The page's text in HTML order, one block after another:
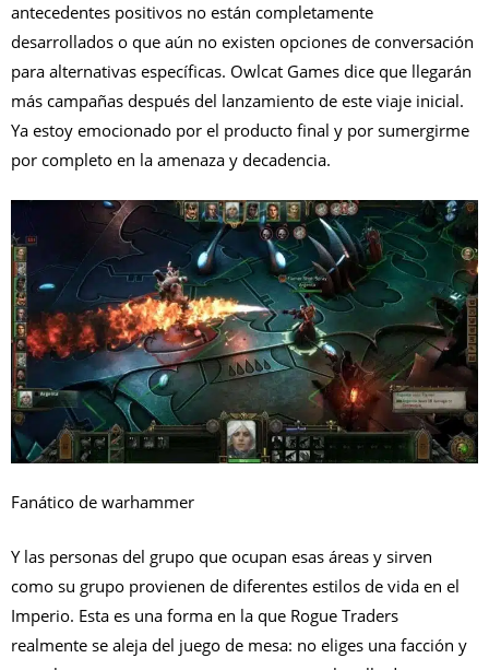
antecedentes positivos no están completamente
desarrollados o que aún no existen opciones de conversación
para alternativas específicas. Owlcat Games dice que llegarán
más campañas después del lanzamiento de este viaje inicial.
Ya estoy emocionado por el producto final y por sumergirme
por completo en la amenaza y decadencia.
Fanático de warhammer
Y las personas del grupo que ocupan esas áreas y sirven
como su grupo provienen de diferentes estilos de vida en el
Imperio. Esta es una forma en la que Rogue Traders
realmente se aleja del juego de mesa: no eliges una facción y